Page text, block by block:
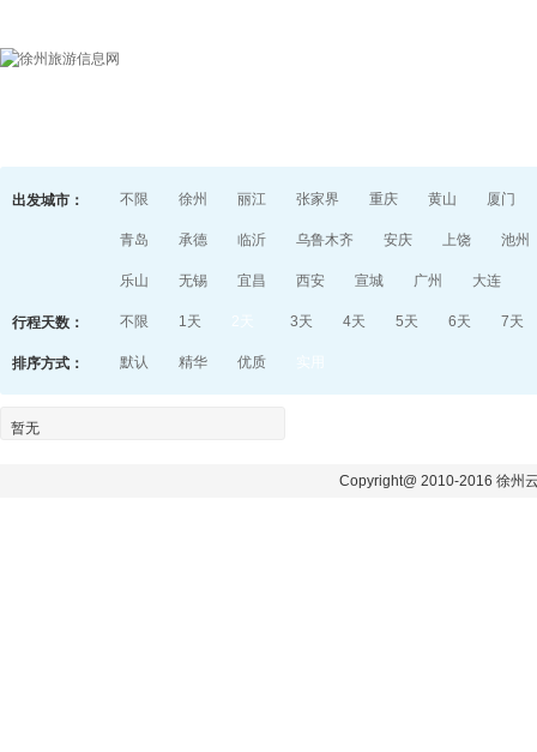
出发城市： 不限 徐州 丽江 张家界 重庆 黄山 厦门
青岛 承德 临沂 乌鲁木齐 安庆 上饶 池州
乐山 无锡 宜昌 西安 宣城 广州 大连
行程天数： 不限 1天 3天 4天 5天 6天 7天
排序方式： 默认 精华 优质
暂无
Copyright@ 2010-2016 徐州